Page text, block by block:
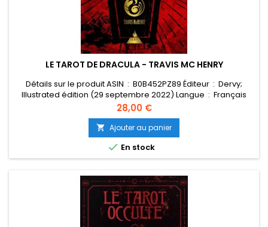
LE TAROT DE DRACULA - TRAVIS MC HENRY
Détails sur le produit ASIN ‏ : ‎ B0B452PZ89 Éditeur ‏ : ‎ Dervy;
Illustrated édition (29 septembre 2022) Langue ‏ : ‎ Français
Prix
28,00 €
 Ajouter au panier
 En stock